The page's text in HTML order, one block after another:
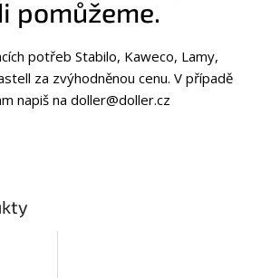
pomůžeme.
potřeb Stabilo, Kaweco, Lamy,
za zvýhodněnou cenu. V případě
napiš na doller@doller.cz